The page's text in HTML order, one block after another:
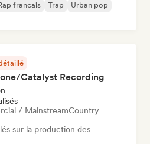
francais Trap
Urban pop
Catalyst Recording
/ MainstreamCountry
sur la production des